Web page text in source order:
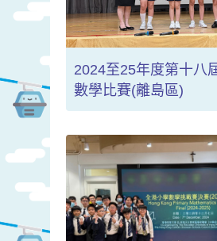
2024至25年度第十八
數學比賽(離島區)